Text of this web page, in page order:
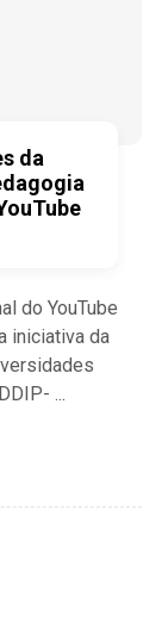
da
do YouTube
iniciativa da
...